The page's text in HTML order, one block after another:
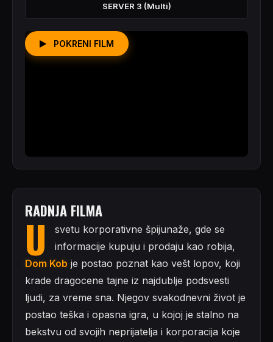
SERVER 3 (Multi)
POKRENI FILM
RADNJA FILMA
U
svetu korporativne špijunaže, gde se
informacije kupuju i prodaju kao robija,
Dom Kob je postao poznat kao vešt lopov, koji
krade dragocene tajne iz najdublje podsvesti
ljudi, za vreme sna. Njegov svakodnevni život je
postao teška i opasna igra, u kojoj je stalno na
bekstvu od svojih neprijatelja i korporacija koje